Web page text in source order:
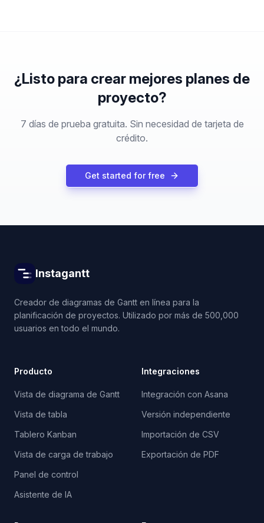
¿Listo para crear mejores planes de
proyecto?
7 días de prueba gratuita. Sin necesidad de tarjeta de
crédito.
Get started for free
Instagantt
Creador de diagramas de Gantt en línea para la
planificación de proyectos. Utilizado por más de 500,000
usuarios en todo el mundo.
Producto
Vista de diagrama de Gantt
Vista de tabla
Tablero Kanban
Vista de carga de trabajo
Panel de control
Asistente de IA
Integraciones
Integración con Asana
Versión independiente
Importación de CSV
Exportación de PDF